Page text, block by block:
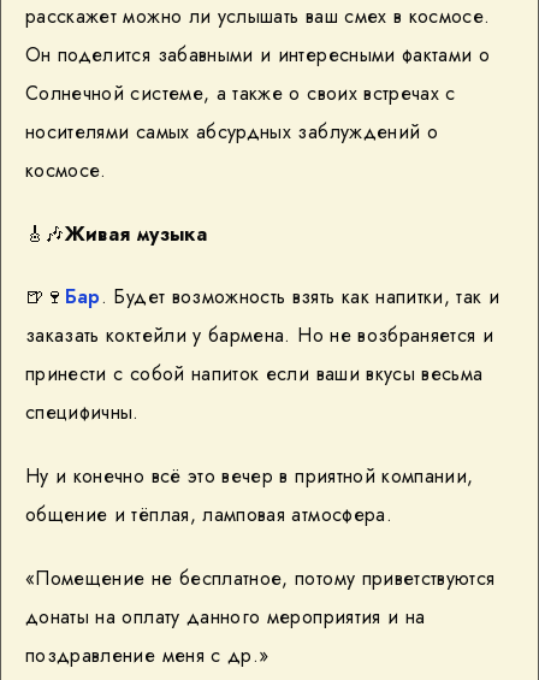
расскажет можно ли услышать ваш смех в космосе.
Он поделится забавными и интересными фактами о
Солнечной системе, а также о своих встречах с
носителями самых абсурдных заблуждений о
космосе.
🎸🎶Живая музыка
🍺🍷 Бар. Будет возможность взять как напитки, так и
заказать коктейли у бармена. Но не возбраняется и
принести с собой напиток если ваши вкусы весьма
специфичны.
Ну и конечно всё это вечер в приятной компании,
общение и тёплая, ламповая атмосфера.
«Помещение не бесплатное, потому приветствуются
донаты на оплату данного мероприятия и на
поздравление меня с др.»